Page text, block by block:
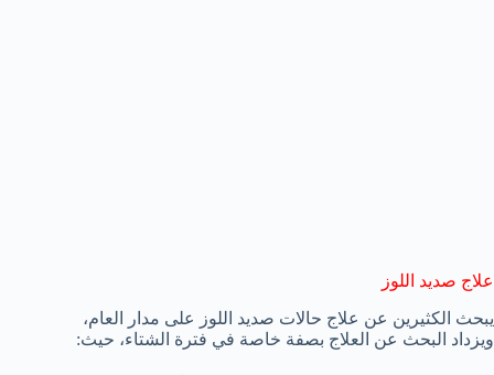
علاج صديد اللوز
يبحث الكثيرين عن علاج حالات صديد اللوز على مدار العام،
ويزداد البحث عن العلاج بصفة خاصة في فترة الشتاء، حيث: